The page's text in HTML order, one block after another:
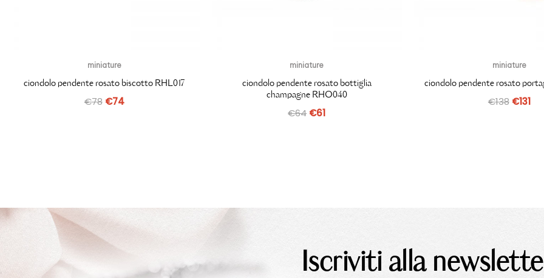
miniature
ciondolo pendente rosato biscotto RHL017
€78 €74
miniature
ciondolo pendente rosato bottiglia
champagne RHO040
€64 €61
miniature
ciondolo pendente rosato
€138 €131
Iscriviti alla